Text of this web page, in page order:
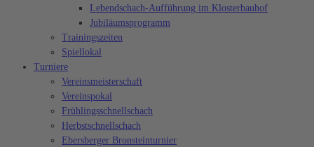
Lebendschach-Aufführung im Klosterbauhof
Jubiläumsprogramm
Trainingszeiten
Spiellokal
Turniere
Vereinsmeisterschaft
Vereinspokal
Frühlingsschnellschach
Herbstschnellschach
Ebersberger Bronsteinturnier